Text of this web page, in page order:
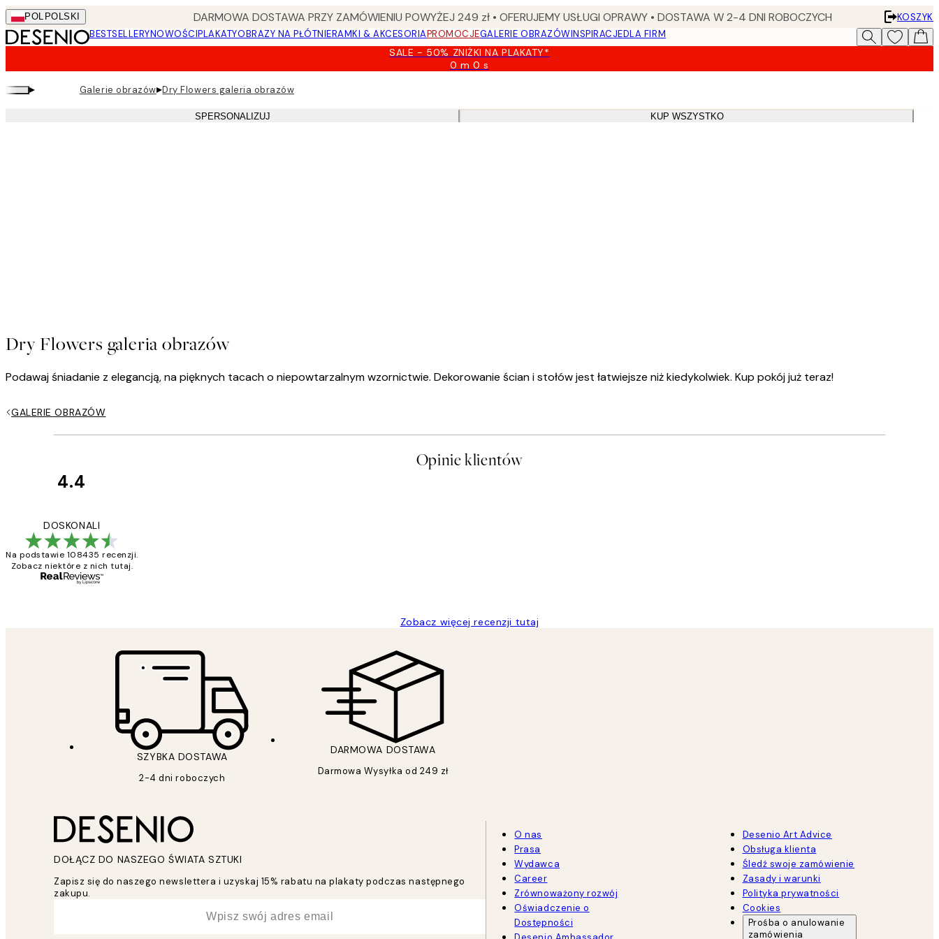
Skip
to
main
POL POLSKI DARMOWA DOSTAWA PRZY ZAMÓWIENIU POWYŻEJ 249 zł • OFERUJEMY USŁUGI OPRAWY • DOSTAWA W 2-4 DNI ROBOCZYCH
KOSZYK
BESTSELLERYNOWOŚCIPLAKATYOBRAZY NA PŁÓTNIERAMKI & AKCESORIAPROMOCJEGALERIE OBRAZÓWINSPIRACJEDLA FIRM
SALE - 50% ZNIŻKI NA PLAKATY*
0 m0 s
Ważny
08-
▸ Galerie obrazów▸Dry Flowers galeria obrazów
SPERSONALIZUJ KUP WSZYSTKO
Dry Flowers galeria obrazów
Podawaj śniadanie z elegancją, na pięknych tacach o niepowtarzalnym wzornictwie. Dekorowanie ścian i stołów jest łatwiejsze niż kiedykolwiek. Kup pokój już teraz!
GALERIE OBRAZÓW
Opinie klientów
4.4
DOSKONALI
Na podstawie 108435 recenzji.
Zobacz niektóre z nich tutaj.
Zobacz więcej recenzji tutaj
SZYBKA DOSTAWA
2-4 dni roboczych
DARMOWA DOSTAWA
Darmowa Wysyłka od 249 zł
DOŁĄCZ DO NASZEGO ŚWIATA SZTUKI
Zapisz się do naszego newslettera i uzyskaj 15% rabatu na plakaty podczas następnego
zakupu.
O nas
Prasa
Wydawca
Career
Zrównoważony rozwój
Oświadczenie o
Dostępności
Desenio Art Advice
Obsługa klienta
Śledź swoje zamówienie
Zasady i warunki
Polityka prywatności
Cookies
Prośba o anulowanie
zamówienia